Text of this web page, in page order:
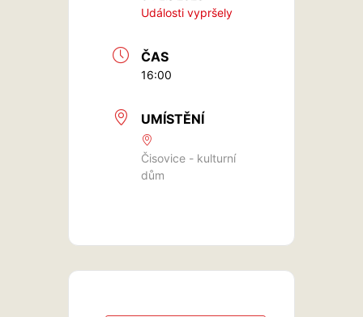
Události vypršely
ČAS
16:00
UMÍSTĚNÍ
Čisovice - kulturní
dům